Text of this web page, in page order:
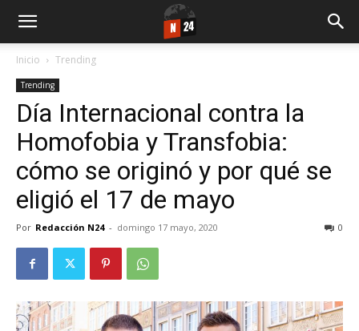
Inicio Trending
Trending
Día Internacional contra la
Homofobia y Transfobia:
cómo se originó y por qué se
eligió el 17 de mayo
Por Redacción N24 - domingo 17 mayo, 2020 0